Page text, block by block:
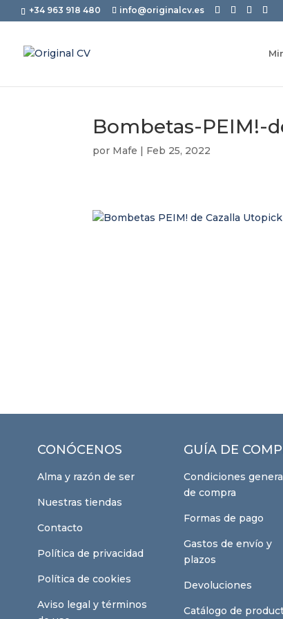
+34 963 918 480 info@originalcv.es
Bombetas-PEIM!-
por Mafe | Feb 25, 2022
CONÓCENOS
Alma y razón de ser
Nuestras tiendas
Contacto
Política de privacidad
Política de cookies
Aviso legal y términos
GUÍA DE
Condiciones
de compra
Formas de pago
Gastos de envío y
plazos
Devoluciones
Catálogo de